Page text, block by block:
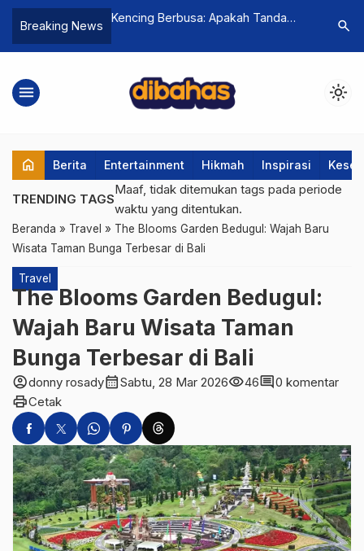
Breaking News
dan Cara Menarik
Cuan
Kencing Berbusa: Apakah Tanda
Buah Penyembuh
Jangan
Bisa
search
menu light_mode
home Berita Entertainment Hikmah Inspirasi
TRENDING TAGS
Maaf, tidak ditemukan tags pada periode
waktu yang ditentukan.
Beranda » Travel » The Blooms Garden Bedugul: Wajah Baru
Wisata Taman Bunga Terbesar di Bali
Travel
The Blooms Garden Bedugul:
Wajah Baru Wisata Taman
Bunga Terbesar di Bali
account_circledonny rosadycalendar_monthSabtu, 28 Mar 2026visibility46comment0 komentar
printCetak